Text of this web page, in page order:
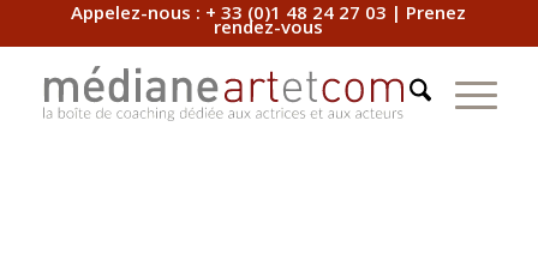
Appelez-nous : + 33 (0)1 48 24 27 03 | Prenez
rendez-vous